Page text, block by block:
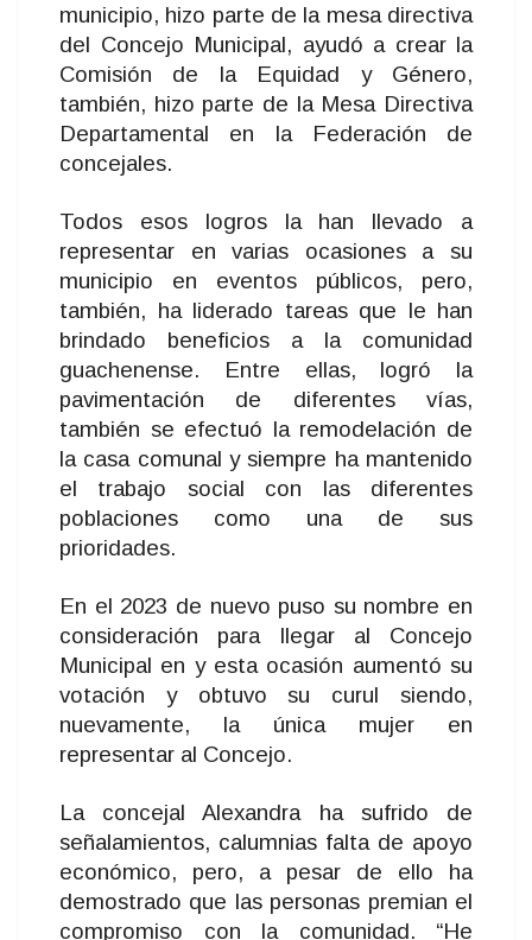
municipio, hizo parte de la mesa directiva
del Concejo Municipal, ayudó a crear la
Comisión de la Equidad y Género,
también, hizo parte de la Mesa Directiva
Departamental en la Federación de
concejales.
Todos esos logros la han llevado a
representar en varias ocasiones a su
municipio en eventos públicos, pero,
también, ha liderado tareas que le han
brindado beneficios a la comunidad
guachenense. Entre ellas, logró la
pavimentación de diferentes vías,
también se efectuó la remodelación de
la casa comunal y siempre ha mantenido
el trabajo social con las diferentes
poblaciones como una de sus
prioridades.
En el 2023 de nuevo puso su nombre en
consideración para llegar al Concejo
Municipal en y esta ocasión aumentó su
votación y obtuvo su curul siendo,
nuevamente, la única mujer en
representar al Concejo.
La concejal Alexandra ha sufrido de
señalamientos, calumnias falta de apoyo
económico, pero, a pesar de ello ha
demostrado que las personas premian el
compromiso con la comunidad. “He